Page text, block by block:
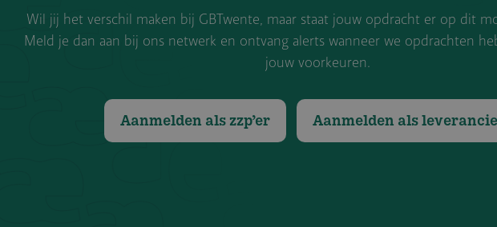
Wil jij het verschil maken bij GBTwente, maar staat jouw opdracht er op dit
Meld je dan aan bij ons netwerk en ontvang alerts wanneer we opdrachten
jouw voorkeuren.
Aanmelden als zzp’er Aanmelden als